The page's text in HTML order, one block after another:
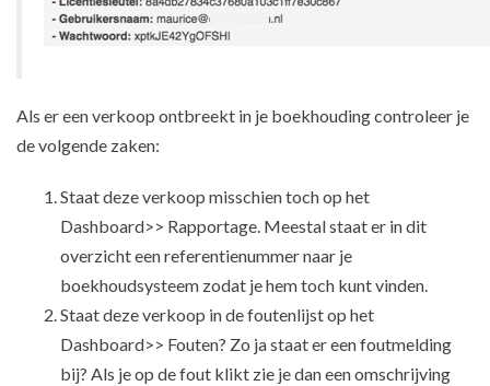
Als er een verkoop ontbreekt in je boekhouding controleer je
de volgende zaken:
Staat deze verkoop misschien toch op het
Dashboard>> Rapportage. Meestal staat er in dit
overzicht een referentienummer naar je
boekhoudsysteem zodat je hem toch kunt vinden.
Staat deze verkoop in de foutenlijst op het
Dashboard>> Fouten? Zo ja staat er een foutmelding
bij? Als je op de fout klikt zie je dan een omschrijving